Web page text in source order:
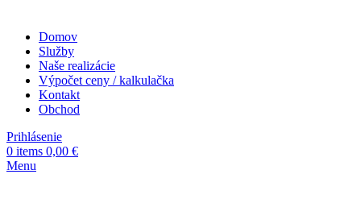
Domov
Služby
Naše realizácie
Výpočet ceny / kalkulačka
Kontakt
Obchod
Prihlásenie
0 items 0,00 €
Menu